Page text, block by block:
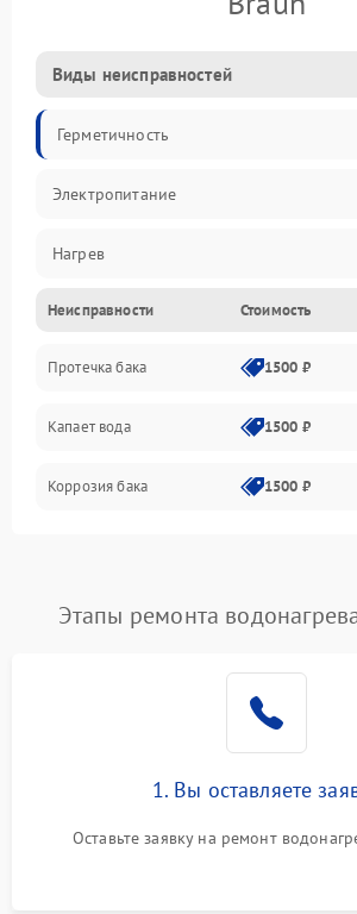
Виды неисправностей
Герметичность
Электропитание
Нагрев
Датчики
Механика
Неисправности Стоимость
Протечка бака 1500 ₽
Капает вода 1500 ₽
Коррозия бака 1500 ₽
Этапы ремонта
1. Вы оставляете
Оставьте заявку на ремонт